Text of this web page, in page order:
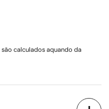
são calculados aquando da